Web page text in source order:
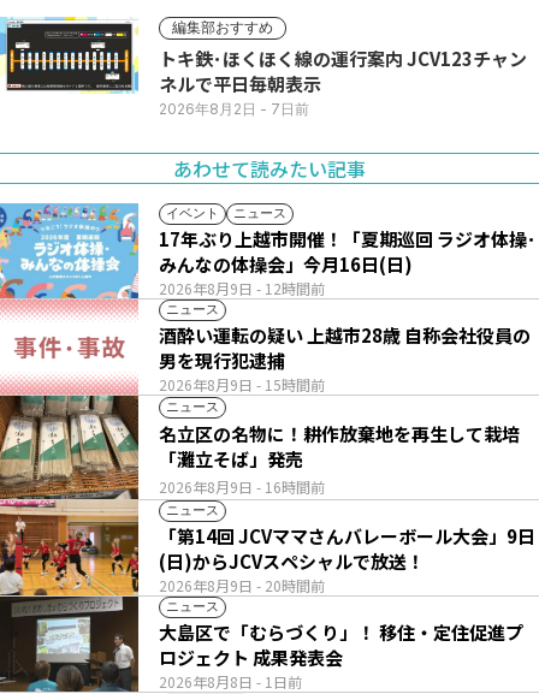
編集部おすすめ
トキ鉄･ほくほく線の運行案内 JCV123チャン
ネルで平日毎朝表示
2026年8月2日 - 7日前
あわせて読みたい記事
イベント ニュース
2026年8月9日 - 12時間前
17年ぶり上越市開催！「夏期巡回 ラジオ体操･
みんなの体操会」今月16日(日)
ニュース
2026年8月9日 - 15時間前
酒酔い運転の疑い 上越市28歳 自称会社役員の
男を現行犯逮捕
ニュース
2026年8月9日 - 16時間前
名立区の名物に！耕作放棄地を再生して栽培
「灘立そば」発売
ニュース
2026年8月9日 - 20時間前
「第14回 JCVママさんバレーボール大会」9日
(日)からJCVスペシャルで放送！
ニュース
2026年8月8日 - 1日前
大島区で「むらづくり」！ 移住・定住促進プ
ロジェクト 成果発表会